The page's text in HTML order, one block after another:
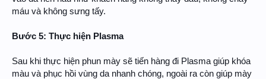
máu và không sưng tấy.
Bước 5: Thực hiện Plasma
Sau khi thực hiện phun mày sẽ tiến hàng đi Plasma giúp khóa
màu và phục hồi vùng da nhanh chóng, ngoài ra còn giúp mày